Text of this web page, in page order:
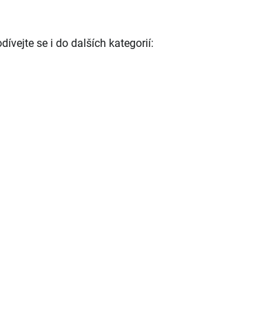
se i do dalších kategorií: